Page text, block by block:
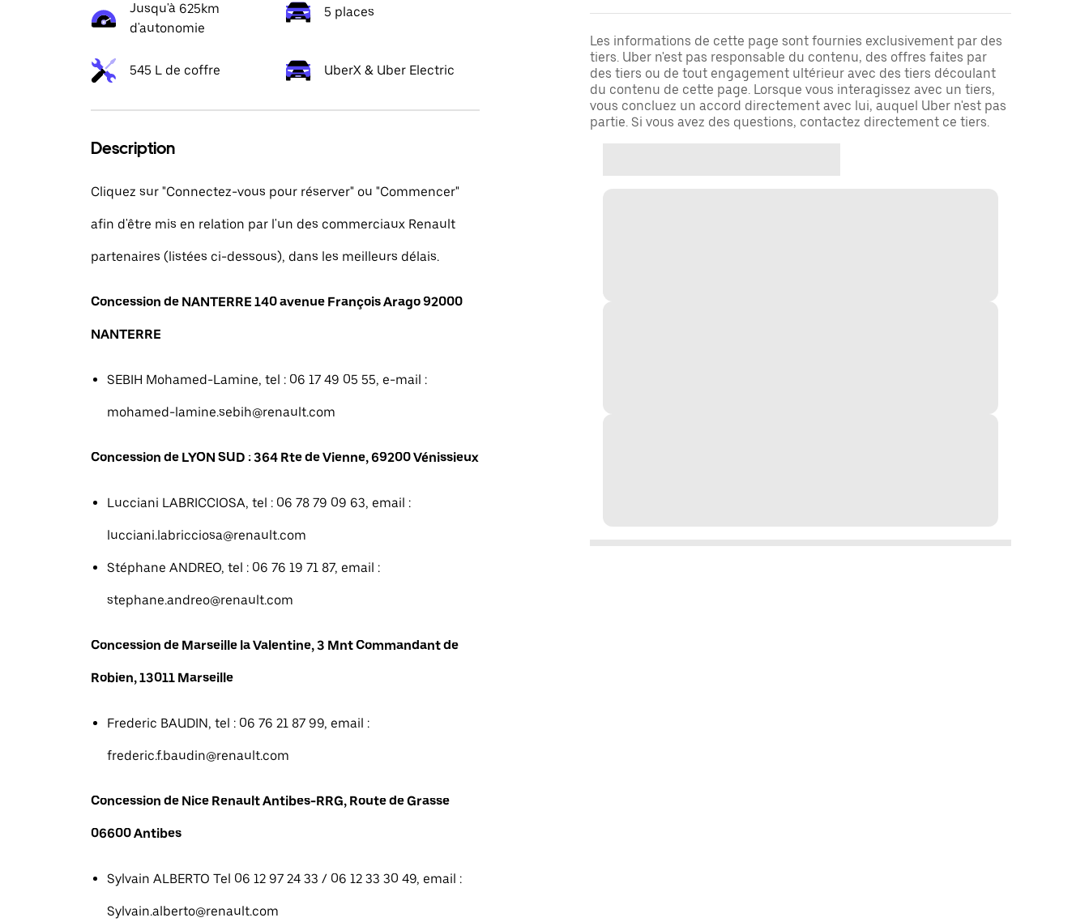
Jusqu'à 625km
d'autonomie
5 places
545 L de coffre UberX & Uber Electric
Description
Cliquez sur "Connectez-vous pour réserver" ou "Commencer"
afin d'être mis en relation par l'un des commerciaux Renault
partenaires (listées ci-dessous), dans les meilleurs délais.
Concession de NANTERRE 140 avenue François Arago 92000
NANTERRE
SEBIH Mohamed-Lamine, tel : 06 17 49 05 55, e-mail :
mohamed-lamine.sebih@renault.com
Concession de LYON SUD : 364 Rte de Vienne, 69200 Vénissieux
Lucciani LABRICCIOSA, tel : 06 78 79 09 63, email :
lucciani.labricciosa@renault.com
Stéphane ANDREO, tel : 06 76 19 71 87, email :
stephane.andreo@renault.com
Concession de Marseille la Valentine, 3 Mnt Commandant de
Robien, 13011 Marseille
Frederic BAUDIN, tel : 06 76 21 87 99, email :
frederic.f.baudin@renault.com
Concession de Nice Renault Antibes-RRG, Route de Grasse
06600 Antibes
Sylvain ALBERTO Tel 06 12 97 24 33 / 06 12 33 30 49, email :
Sylvain.alberto@renault.com
Les informations de cette page sont fournies exclusivement par des
tiers. Uber n'est pas responsable du contenu, des offres faites par
des tiers ou de tout engagement ultérieur avec des tiers découlant
du contenu de cette page. Lorsque vous interagissez avec un tiers,
vous concluez un accord directement avec lui, auquel Uber n'est pas
partie. Si vous avez des questions, contactez directement ce tiers.